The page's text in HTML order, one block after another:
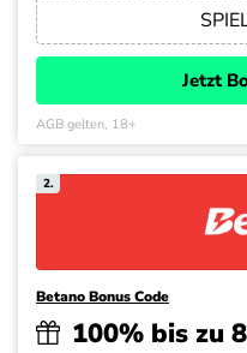
Jetzt
AGB gelten, 18+
2.
Betano Bonus Code
100% bis zu